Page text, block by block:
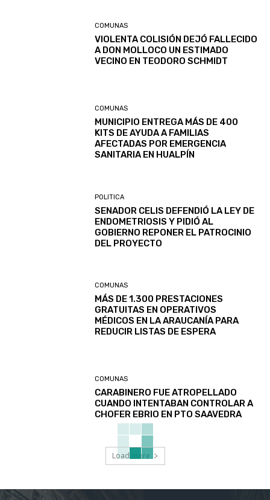
COMUNAS
VIOLENTA COLISIÓN DEJÓ FALLECIDO
A DON MOLLOCO UN ESTIMADO
VECINO EN TEODORO SCHMIDT
COMUNAS
MUNICIPIO ENTREGA MÁS DE 400
KITS DE AYUDA A FAMILIAS
AFECTADAS POR EMERGENCIA
SANITARIA EN HUALPÍN
POLITICA
SENADOR CELIS DEFENDIÓ LA LEY DE
ENDOMETRIOSIS Y PIDIÓ AL
GOBIERNO REPONER EL PATROCINIO
DEL PROYECTO
COMUNAS
MÁS DE 1.300 PRESTACIONES
GRATUITAS EN OPERATIVOS
MÉDICOS EN LA ARAUCANÍA PARA
REDUCIR LISTAS DE ESPERA
COMUNAS
CARABINERO FUE ATROPELLADO
CUANDO INTENTABAN CONTROLAR A
CHOFER EBRIO EN PTO SAAVEDRA
Load more